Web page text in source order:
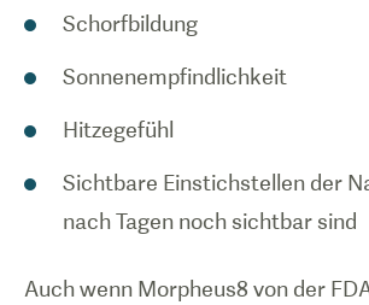
Schorfbildung
Sonnenempfindlichkeit
Hitzegefühl
Sichtbare Einstichstellen der
nach Tagen noch sichtbar sind
Auch wenn Morpheus8 von der